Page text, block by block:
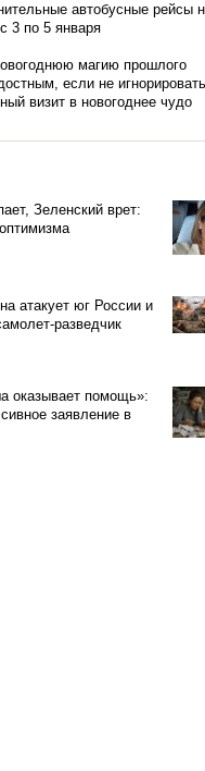
автобусные рейсы
3 по 5 января
магию прошлого
если не
визит в новогоднее чудо
Зеленский врет:
атакует юг России и
разведчик
оказывает помощь»:
заявление в